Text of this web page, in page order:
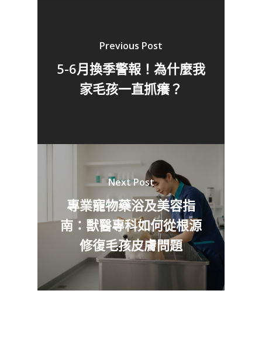
Previous Post
5-6月換季警報！為什麼我
家毛孩一直抓癢？
Next Post
專業寵物藥浴及美容指
南：獸醫專科如何從根源
修復毛孩皮膚問題